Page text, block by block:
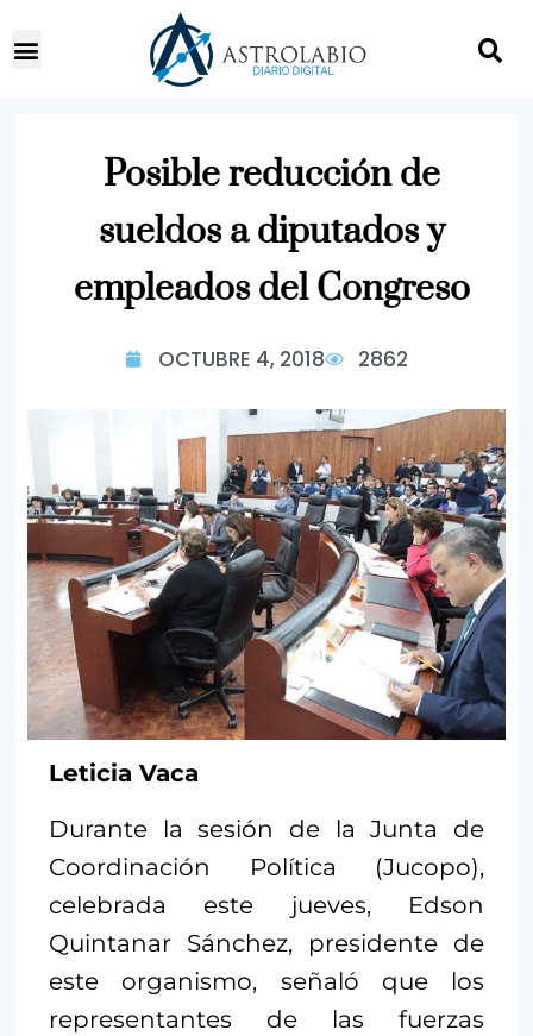
Posible reducción de
sueldos a diputados y
empleados del Congreso
OCTUBRE 4, 2018 2862
Leticia Vaca
Durante la sesión de la Junta de
Coordinación Política (Jucopo),
celebrada este jueves, Edson
Quintanar Sánchez, presidente de
este organismo, señaló que los
representantes de las fuerzas